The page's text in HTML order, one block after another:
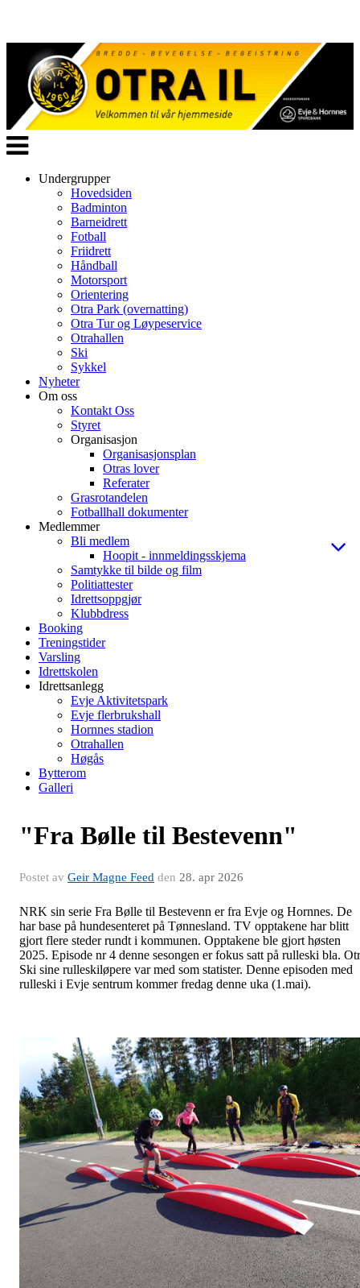
Veksle
navigasjon
Undergrupper
Hovedsiden
Badminton
Barneidrett
Fotball
Friidrett
Håndball
Motorsport
Orientering
Otra Park (overnatting)
Otra Tur og Løypeservice
Otrahallen
Ski
Sykkel
Nyheter
Om oss
Kontakt Oss
Styret
Organisasjon
Organisasjonsplan
Otras lover
Referater
Grasrotandelen
Fotballhall dokumenter
Medlemmer
Bli medlem
Hoopit - innmeldingsskjema
Samtykke til bilde og film
Politiattester
Idrettsoppgjør
Klubbdress
Booking
Treningstider
Varsling
Idrettskolen
Idrettsanlegg
Evje Aktivitetspark
Evje flerbrukshall
Hornnes stadion
Otrahallen
Høgås
Bytterom
Galleri
"Fra Bølle til Bestevenn"
Postet av Geir Magne Feed den 28. apr 2026
NRK sin serie Fra Bølle til Bestevenn er fra Evje og Hornnes. De
har base på hundesenteret på Tønnesland. TV opptakene har blitt
gjort flere steder rundt i kommunen. Opptakene ble gjort høsten
2025. Episode nr 4 denne sesongen er fokus satt på rulleski bla.
Ski sine rulleskiløpere var med som statister. Denne episoden med
rulleski i Evje sentrum kommer fredag denne uka (1.mai).